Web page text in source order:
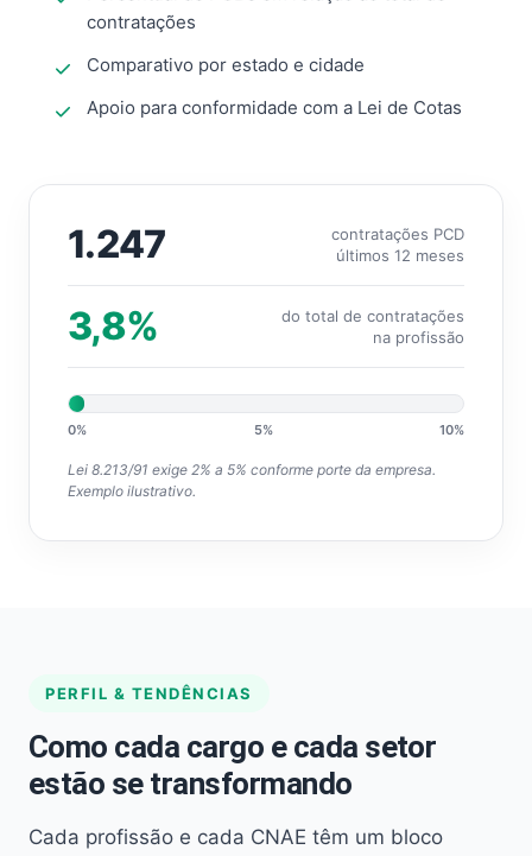
contratações
Comparativo por estado e cidade
Apoio para conformidade com a Lei de Cotas
1.247
contratações PCD
últimos 12 meses
3,8%
do total de contratações
na profissão
0% 5% 10%
Lei 8.213/91 exige 2% a 5% conforme porte da empresa.
Exemplo ilustrativo.
PERFIL & TENDÊNCIAS
Como cada cargo e cada setor
estão se transformando
Cada profissão e cada CNAE têm um bloco